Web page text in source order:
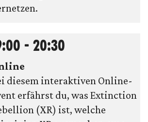
- 20:30
diesem interaktiven Online-
erfährst du, was Extinction
(XR) ist, welche